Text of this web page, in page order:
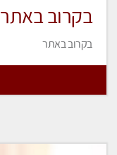
בקרוב באתר
בקרוב באתר